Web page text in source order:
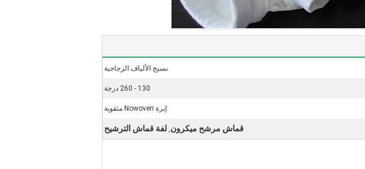
نسيج الألياف الزجاجية
130 - 260 درجة
إبرة Nowoven مثقوبة
قماش مرشح ميكرون, لفة قماش الترشيح